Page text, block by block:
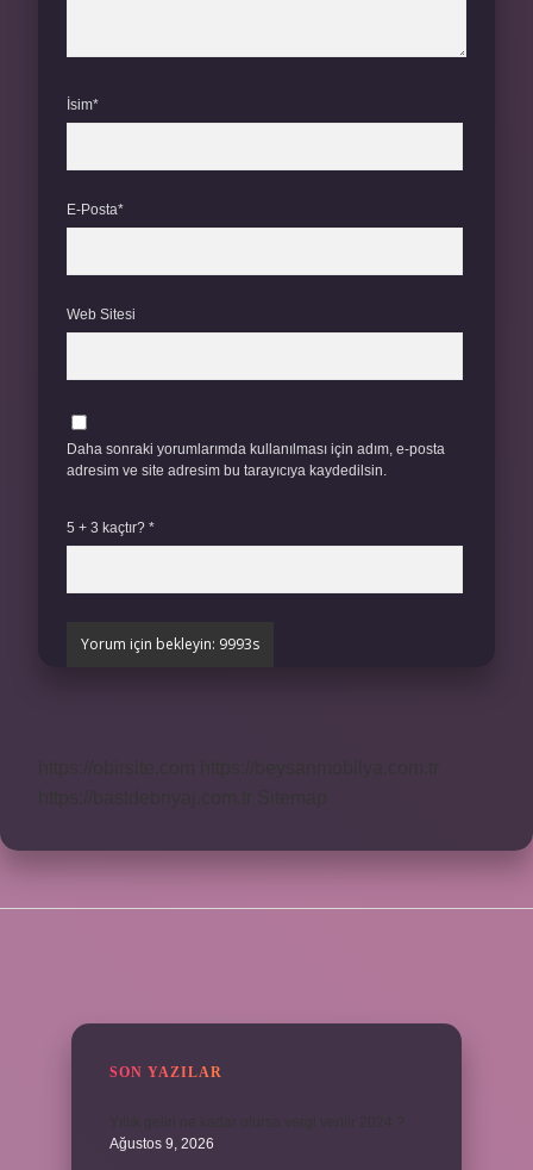
İsim*
E-Posta*
Web Sitesi
Daha sonraki yorumlarımda kullanılması için adım, e-posta
adresim ve site adresim bu tarayıcıya kaydedilsin.
5 + 3 kaçtır? *
SON YAZILAR
Ağustos 9, 2026